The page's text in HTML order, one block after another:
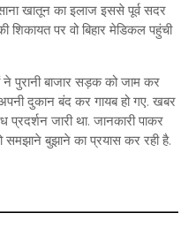
खातून का इलाज इससे पूर्व सदर
पर वो बिहार मेडिकल पहुंची
ने पुरानी बाजार सड़क को जाम कर
दुकान बंद कर गायब हो गए. खबर
जारी था. जानकारी पाकर
समझाने बुझाने का प्रयास कर रही है.